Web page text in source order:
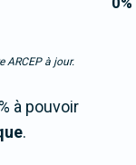
ARCEP à jour.
à pouvoir
.